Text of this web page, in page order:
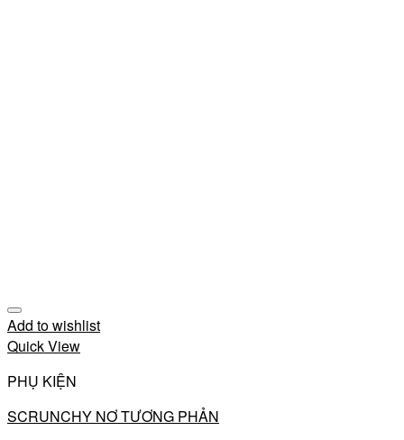
Add to wishlist
Quick View
PHỤ KIỆN
SCRUNCHY NƠ TƯƠNG PHẢN